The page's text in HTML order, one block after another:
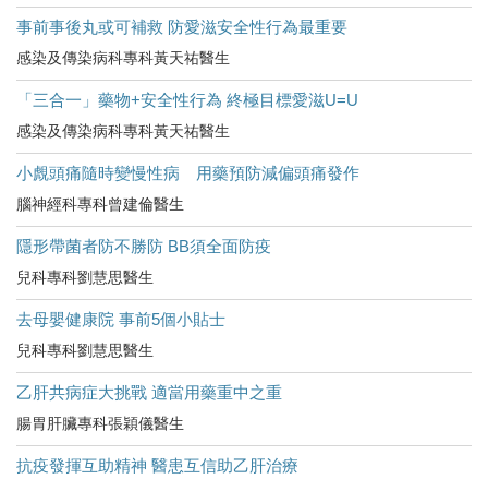
事前事後丸或可補救 防愛滋安全性行為最重要
感染及傳染病科專科黃天祐醫生
「三合一」藥物+安全性行為 終極目標愛滋U=U
感染及傳染病科專科黃天祐醫生
小覤頭痛隨時變慢性病 用藥預防減偏頭痛發作
腦神經科專科曾建倫醫生
隱形帶菌者防不勝防 BB須全面防疫
兒科專科劉慧思醫生
去母嬰健康院 事前5個小貼士
兒科專科劉慧思醫生
乙肝共病症大挑戰 適當用藥重中之重
腸胃肝臟專科張穎儀醫生
抗疫發揮互助精神 醫患互信助乙肝治療